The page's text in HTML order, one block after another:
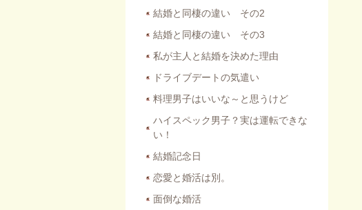
結婚と同棲の違い その2
結婚と同棲の違い その3
私が主人と結婚を決めた理由
ドライブデートの気遣い
料理男子はいいな～と思うけど
ハイスペック男子？実は運転できな
い！
結婚記念日
恋愛と婚活は別。
面倒な婚活